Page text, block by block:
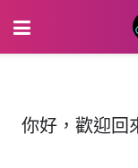
你好，歡迎回